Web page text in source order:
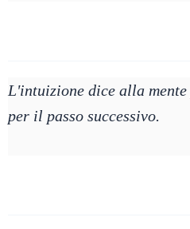
L'intuizione dice alla mente
per il passo successivo.